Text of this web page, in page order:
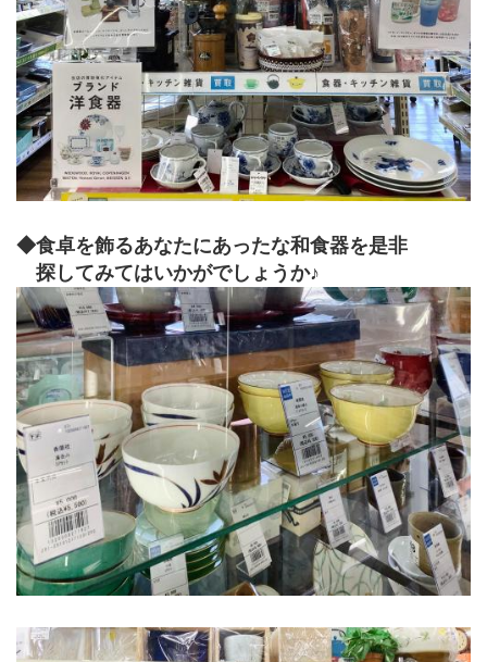
◆食卓を飾るあなたにあったな和食器を是非
探してみてはいかがでしょうか♪